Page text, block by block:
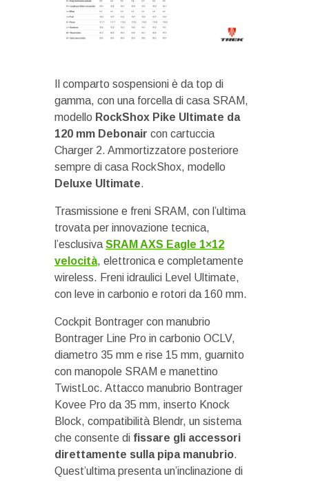
Il comparto sospensioni è da top di
gamma, con una forcella di casa SRAM,
modello RockShox Pike Ultimate da
120 mm Debonair con cartuccia
Charger 2. Ammortizzatore posteriore
sempre di casa RockShox, modello
Deluxe Ultimate.
Trasmissione e freni SRAM, con l’ultima
trovata per innovazione tecnica,
l’esclusiva SRAM AXS Eagle 1×12
velocità, elettronica e completamente
wireless. Freni idraulici Level Ultimate,
con leve in carbonio e rotori da 160 mm.
Cockpit Bontrager con manubrio
Bontrager Line Pro in carbonio OCLV,
diametro 35 mm e rise 15 mm, guarnito
con manopole SRAM e manettino
TwistLoc. Attacco manubrio Bontrager
Kovee Pro da 35 mm, inserto Knock
Block, compatibilità Blendr, un sistema
che consente di fissare gli accessori
direttamente sulla pipa manubrio.
Quest’ultima presenta un’inclinazione di